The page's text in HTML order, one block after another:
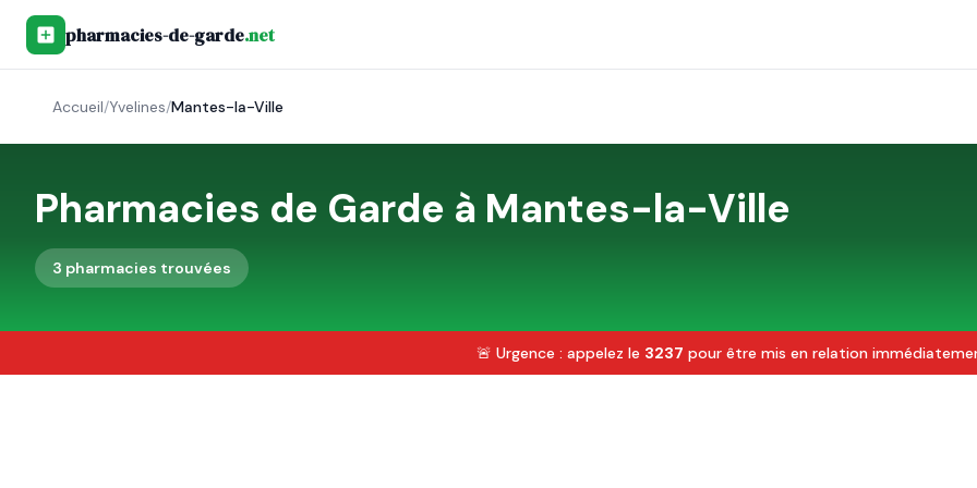
pharmacies-de-garde.net
Accueil/Yvelines/Mantes-la-Ville
Pharmacies de Garde à Mantes-la-Ville
3 pharmacies trouvées
🚨 Urgence : appelez le 3237 pour être mis en relation